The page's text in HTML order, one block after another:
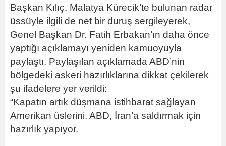
Başkan Kılıç, Malatya Kürecik’te bulunan radar
üssüyle ilgili de net bir duruş sergileyerek,
Genel Başkan Dr. Fatih Erbakan’ın daha önce
yaptığı açıklamayı yeniden kamuoyuyla
paylaştı. Paylaşılan açıklamada ABD’nin
bölgedeki askeri hazırlıklarına dikkat çekilerek
şu ifadelere yer verildi:
“Kapatın artık düşmana istihbarat sağlayan
Amerikan üslerini. ABD, İran’a saldırmak için
hazırlık yapıyor.